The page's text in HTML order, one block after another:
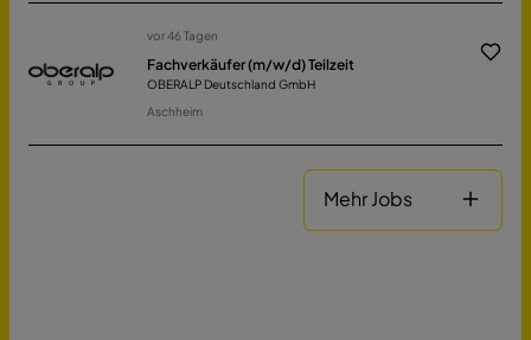
vor 46 Tagen
Fachverkäufer (m/w/d) Teilzeit
OBERALP Deutschland GmbH
Aschheim
Mehr Jobs